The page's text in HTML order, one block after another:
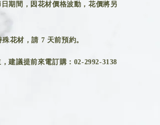
期間，因花材價格波動，花價將另
花材，請 7 天前預約。
建議提前來電訂購：02-2992-3138